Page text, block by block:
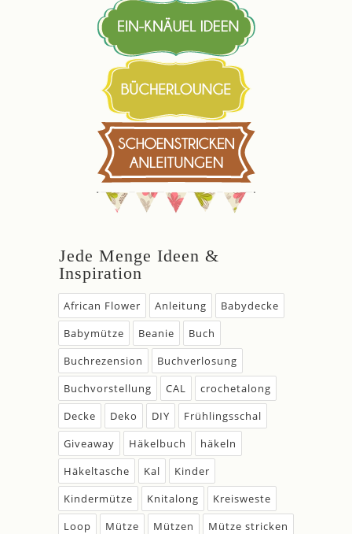
Jede Menge Ideen &
Inspiration
African Flower Anleitung
Babydecke
Babymütze
Beanie
Buch
Buchrezension
Buchverlosung
Buchvorstellung
CAL
crochetalong
Decke
Deko DIY
Frühlingsschal
Giveaway
Häkelbuch
häkeln
Häkeltasche
Kal
Kinder
Kindermütze
Knitalong
Kreisweste
Loop
Mütze Mützen
Mütze stricken